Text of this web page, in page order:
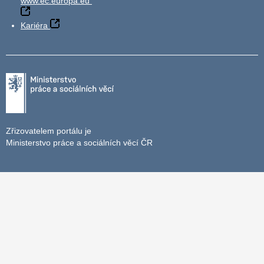
Kariéra
Zřizovatelem portálu je
Ministerstvo práce a sociálních věcí ČR